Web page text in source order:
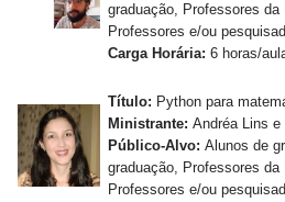
graduação, Professores
Professores e/ou
Carga Horária: 6 horas/
Título: Python para
Ministrante: Andréa Lins e
Público-Alvo: Alunos de
graduação, Professores
Professores e/ou